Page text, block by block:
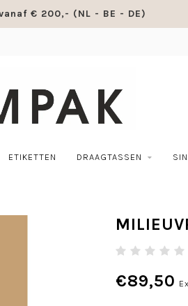
€ 200,- (NL - BE - DE)
ETIKETTEN DRAAGTASSEN
€89,50